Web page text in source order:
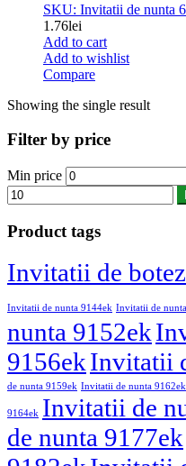
SKU: Invitatii de nunta
1.76lei
Add to cart
Add to wishlist
Compare
Showing the single result
Filter by price
Min price
Product tags
Invitatii de
Invitatii de nunta 9144ek Invitatii de
nunta 9152ek
9156ekInvitatii
de nunta 9159ek Invitatii de nunta 9162ek
9164ek Invitatii de
de nunta 9177ek